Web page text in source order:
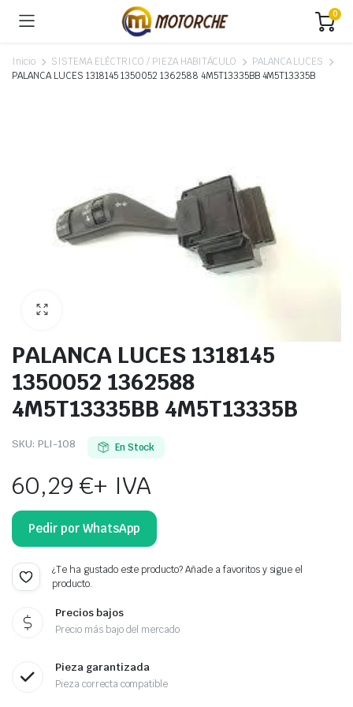
0
Inicio SISTEMA ELÉCTRICO / PIEZA HABITÁCULO
PALANCA LUCES
PALANCA LUCES 1318145 1350052 1362588 4M5T13335BB 4M5T13335B
PALANCA LUCES 1318145
1350052 1362588
4M5T13335BB 4M5T13335B
SKU: PLI-108 En Stock
60,29€+ IVA
Pedir por WhatsApp
¿Te ha gustado este producto? Añade a favoritos y sigue el
producto.
Precios bajos
Precio más bajo del mercado
Pieza garantizada
Pieza correcta compatible